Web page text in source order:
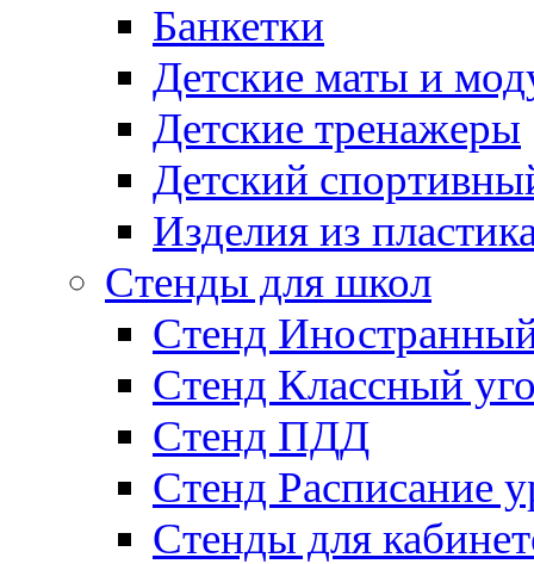
Банкетки
Детские маты и
Детские тренажеры
Детский
Изделия из
Стенды для школ
Стенд
Стенд Классный
Стенд ПДД
Стенд Расписание
Стенды для